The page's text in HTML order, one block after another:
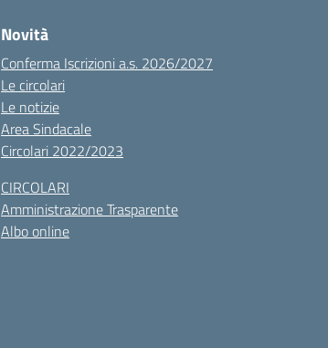
Novità
Conferma Iscrizioni a.s. 2026/2027
Le circolari
Le notizie
Area Sindacale
Circolari 2022/2023
CIRCOLARI
Amministrazione Trasparente
Albo online